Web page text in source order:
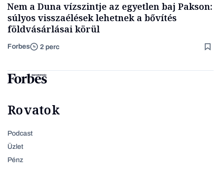
Nem a Duna vízszintje az egyetlen baj Pakson:
súlyos visszaélések lehetnek a bővítés
földvásárlásai körül
Forbes 2 perc
Rovatok
Podcast
Üzlet
Pénz